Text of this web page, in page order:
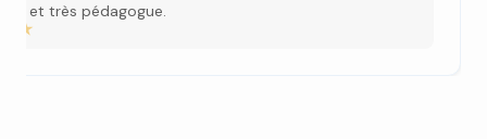
et très pédagogue.